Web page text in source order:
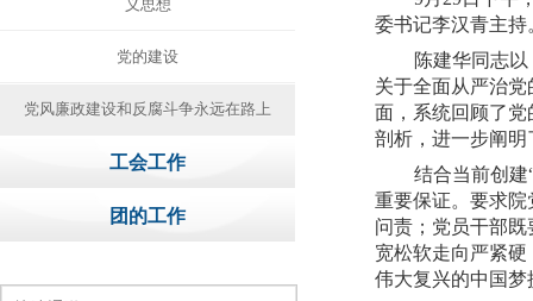
义思想
党的建设
党风廉政建设和反腐斗争永远在路上
工会工作
团的工作
委书记李汉青主持
陈建华同志
关于全面从严治
面，系统回顾了
剖析 ，进一步阐
结合当前创建
重要保证。要求
问责 ； 党员干部
宽松软走向严紧
伟大复兴的中国